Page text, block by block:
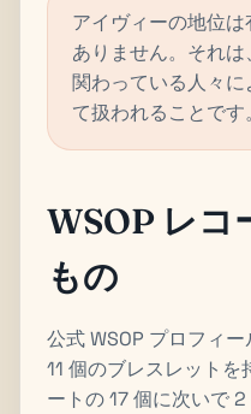
アイヴィーの地位
ありません。それは
関わっている人々
て扱われることです。
WSOP レコ
もの
公式 WSOP プロフィ
11 個のブレスレット
ートの 17 個に次いで